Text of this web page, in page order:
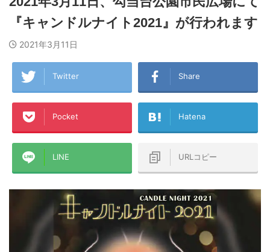
『キャンドルナイト2021』が行われます
2021年3月11日
Twitter Share
Pocket Hatena
LINE URLコピー